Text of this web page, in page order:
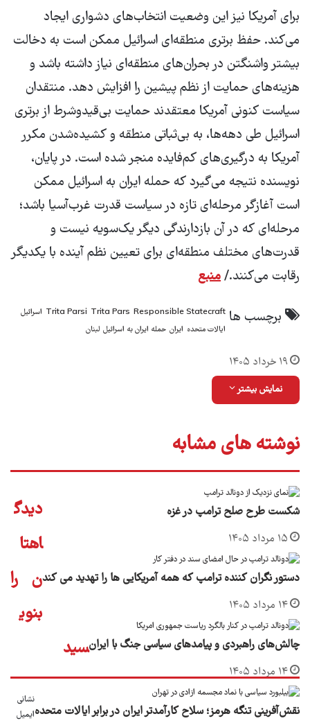
برای آمریکا نیز این وضعیت انتخاب‌های دشواری ایجاد
می‌کند. حفظ برتری منطقه‌ای اسرائیل ممکن است به دخالت
بیشتر واشنگتن در بحران‌های منطقه‌ای نیاز داشته باشد و
هزینه‌های حمایت از نظم پیشین را افزایش دهد. منتقدان
سیاست کنونی آمریکا معتقدند حمایت بی‌قیدوشرط از برتری
اسرائیل طی دهه‌ها، به بی‌ثباتی منطقه و کشیده‌شدن مکرر
آمریکا به درگیری‌های کم‌فایده منجر شده است. در پایان،
نویسنده نتیجه می‌گیرد که حمله ایران به اسرائیل ممکن
است آغازگر مرحله‌ای تازه در سیاست قدرت غرب‌آسیا باشد؛
مرحله‌ای که در آن بازدارندگی دیگر یک‌سویه نیست و
قدرت‌های مختلف منطقه‌ای برای تعیین نظم آینده با یکدیگر
رقابت می‌کنند./منبع
برچسب ها Responsible Statecraft
Trita Pars
Trita Parsi اسرائیل
ایالات متحده ایران حمله ایران به اسرائیل لبنان
۱۹ خرداد ۱۴۰۵
نمایش بیشتر
نوشته های مشابه
شکست طرح صلح ترامپ در غزه
۱۵ مرداد ۱۴۰۵
دستور نگران کننده ترامپ که همه آمریکایی ها را تهدید می کند
۱۴ مرداد ۱۴۰۵
چالش‌های راهبردی و پیامدهای سیاسی جنگ با ایران
۱۴ مرداد ۱۴۰۵
نقش‌آفرینی تنگه هرمز؛ سلاح کارآمدتر ایران در برابر ایالات متحده
دیدگ
اهتا
ن را
بنوی
سید
نشانی
ایمیل